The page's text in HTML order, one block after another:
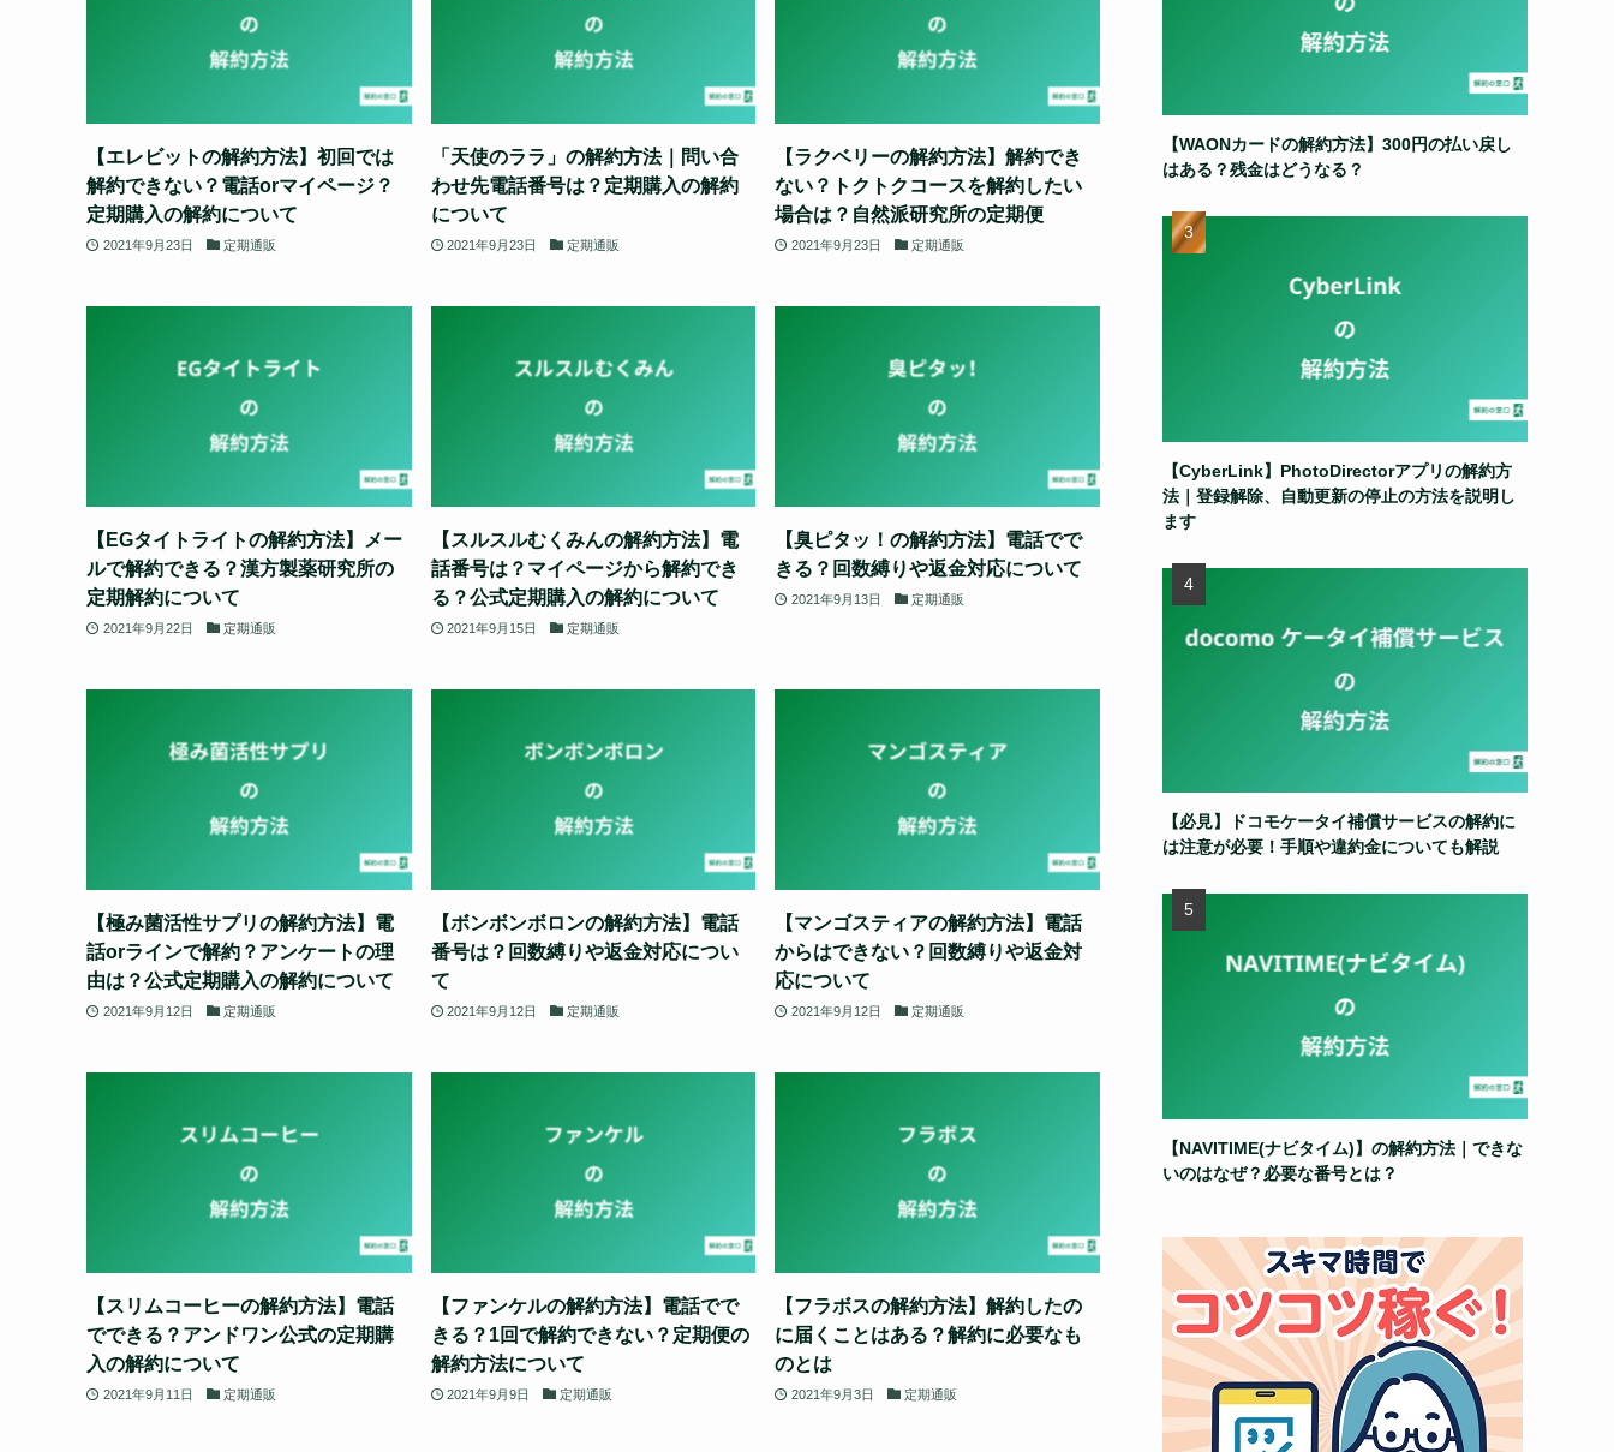
【エレビットの解約方法】初回では
解約できない？電話orマイページ？
定期購入の解約について
2021年9月23日 定期通販
「天使のララ」の解約方法｜問い合
わせ先電話番号は？定期購入の解約
について
2021年9月23日 定期通販
【ラクベリーの解約方法】解約でき
ない？トクトクコースを解約したい
場合は？自然派研究所の定期便
2021年9月23日 定期通販
【EGタイトライトの解約方法】メー
ルで解約できる？漢方製薬研究所の
定期解約について
2021年9月22日 定期通販
【スルスルむくみんの解約方法】電
話番号は？マイページから解約でき
る？公式定期購入の解約について
2021年9月15日 定期通販
【臭ピタッ！の解約方法】電話でで
きる？回数縛りや返金対応について
2021年9月13日 定期通販
【極み菌活性サプリの解約方法】電
話orラインで解約？アンケートの理
由は？公式定期購入の解約について
2021年9月12日 定期通販
【ボンボンボロンの解約方法】電話
番号は？回数縛りや返金対応につい
て
2021年9月12日 定期通販
【マンゴスティアの解約方法】電話
からはできない？回数縛りや返金対
応について
2021年9月12日 定期通販
【スリムコーヒーの解約方法】電話
でできる？アンドワン公式の定期購
入の解約について
2021年9月11日 定期通販
【ファンケルの解約方法】電話でで
きる？1回で解約できない？定期便の
解約方法について
2021年9月9日 定期通販
【フラボスの解約方法】解約したの
に届くことはある？解約に必要なも
のとは
2021年9月3日 定期通販
【WAONカードの解約方法】300円の払い戻し
はある？残金はどうなる？
【CyberLink】PhotoDirectorアプリの解約方
法｜登録解除、自動更新の停止の方法を説明し
ます
【必見】ドコモケータイ補償サービスの解約に
は注意が必要！手順や違約金についても解説
【NAVITIME(ナビタイム)】の解約方法｜できな
いのはなぜ？必要な番号とは？